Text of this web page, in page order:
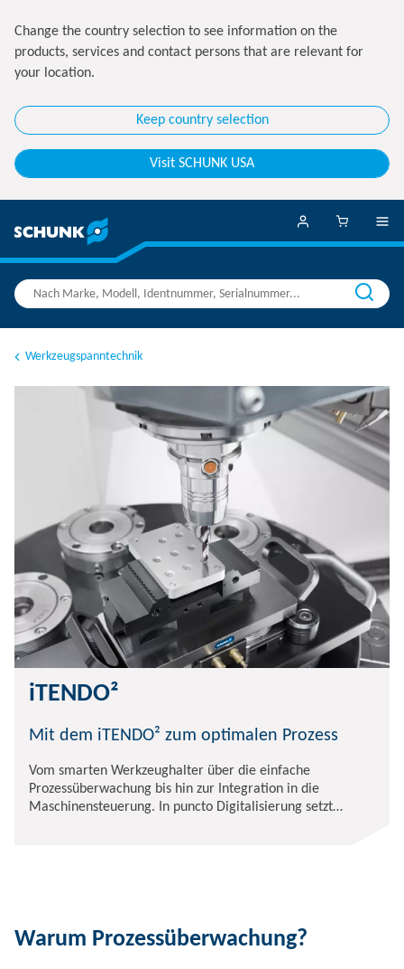
Change the country selection to see information on the
products, services and contact persons that are relevant for
your location.
Keep country selection
Visit SCHUNK USA
Werkzeugspanntechnik
iTENDO²
Mit dem iTENDO² zum optimalen Prozess
Vom smarten Werkzeughalter über die einfache
Prozessüberwachung bis hin zur Integration in die
Maschinensteuerung. In puncto Digitalisierung setzt
Warum Prozessüberwachung?